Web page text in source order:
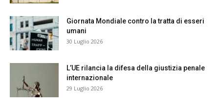
Giornata Mondiale contro la tratta di esseri
umani
30 Luglio 2026
L’UE rilancia la difesa della giustizia penale
internazionale
29 Luglio 2026